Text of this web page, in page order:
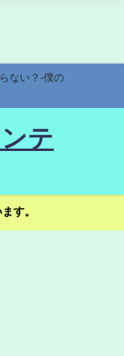
ない？-僕の
テ
す。